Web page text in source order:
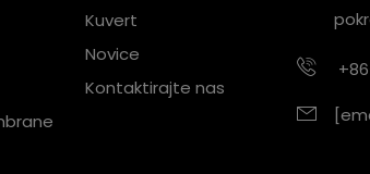
Kuvert
Novice
Kontaktirajte nas